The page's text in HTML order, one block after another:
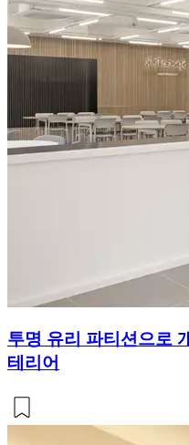
투명 유리 파티션으로
테리어